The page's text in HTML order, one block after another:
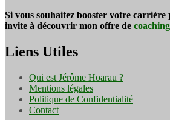
Si vous souhaitez booster votre carrière
invite à découvrir mon offre de
Liens Utiles
Qui est Jérôme Hoarau ?
Mentions légales
Politique de Confidentialité
Contact